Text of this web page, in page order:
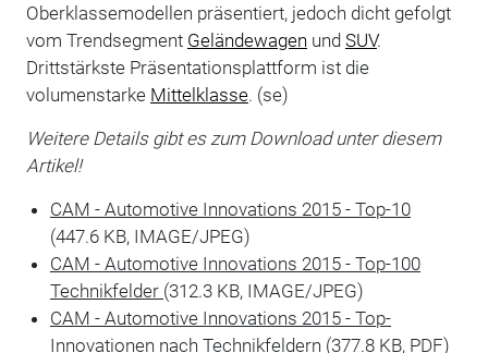
Oberklassemodellen präsentiert, jedoch dicht gefolgt
vom Trendsegment Geländewagen und SUV.
Drittstärkste Präsentationsplattform ist die
volumenstarke Mittelklasse. (se)
Weitere Details gibt es zum Download unter diesem
Artikel!
CAM - Automotive Innovations 2015 - Top-10
(447.6 KB, IMAGE/JPEG)
CAM - Automotive Innovations 2015 - Top-100
Technikfelder (312.3 KB, IMAGE/JPEG)
CAM - Automotive Innovations 2015 - Top-
Innovationen nach Technikfeldern (377.8 KB, PDF)